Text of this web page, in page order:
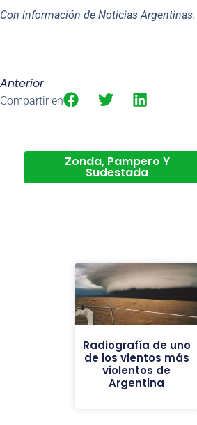
Con información de Noticias Argentinas.
Anterior
Compartir en
Zonda, Pampero Y
Sudestada
Radiografía de uno
de los vientos más
violentos de
Argentina